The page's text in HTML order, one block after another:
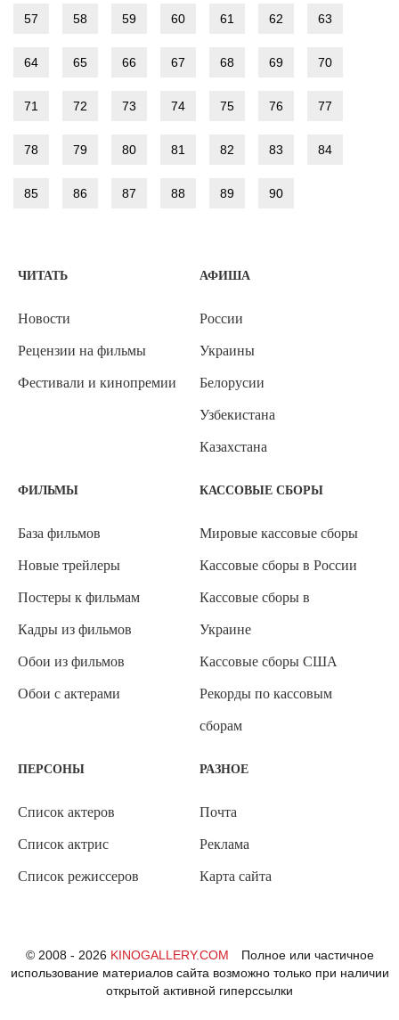
57 58 59 60 61 62 63
64 65 66 67 68 69 70
71 72 73 74 75 76 77
78 79 80 81 82 83 84
85 86 87 88 89 90
ЧИТАТЬ
Новости
Рецензии на фильмы
Фестивали и кинопремии
АФИША
России
Украины
Белорусии
Узбекистана
Казахстана
ФИЛЬМЫ
База фильмов
Новые трейлеры
Постеры к фильмам
Кадры из фильмов
Обои из фильмов
Обои с актерами
КАССОВЫЕ СБОРЫ
Мировые кассовые сборы
Кассовые сборы в России
Кассовые сборы в
Украине
Кассовые сборы США
Рекорды по кассовым
сборам
ПЕРСОНЫ
Список актеров
Список актрис
Список режиссеров
РАЗНОЕ
Почта
Реклама
Карта сайта
© 2008 - 2026 KINOGALLERY.COM
Полное или частичное
использование материалов сайта возможно только при наличии
открытой активной гиперссылки